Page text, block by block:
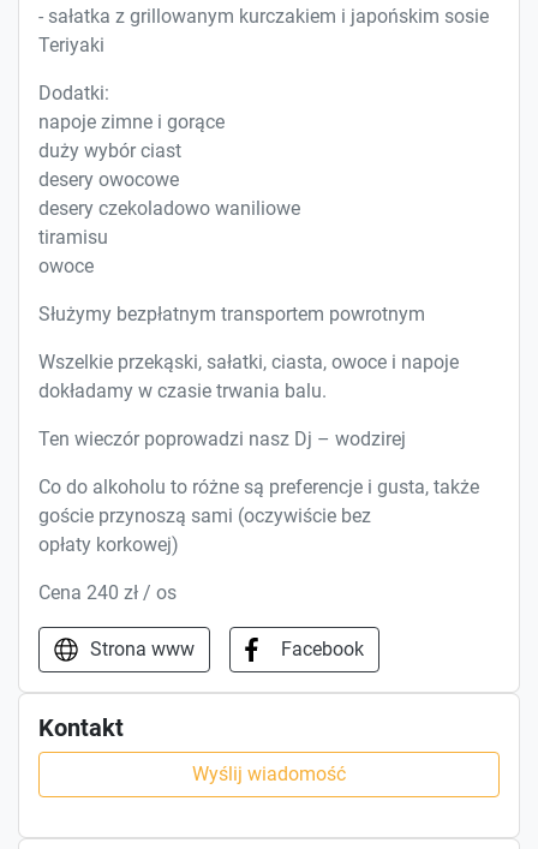
- sałatka z grillowanym kurczakiem i japońskim sosie
Teriyaki
Dodatki:
napoje zimne i gorące
duży wybór ciast
desery owocowe
desery czekoladowo waniliowe
tiramisu
owoce
Służymy bezpłatnym transportem powrotnym
Wszelkie przekąski, sałatki, ciasta, owoce i napoje
dokładamy w czasie trwania balu.
Ten wieczór poprowadzi nasz Dj – wodzirej
Co do alkoholu to różne są preferencje i gusta, także
goście przynoszą sami (oczywiście bez
opłaty korkowej)
Cena 240 zł / os
Strona www Facebook
Kontakt
Wyślij wiadomość